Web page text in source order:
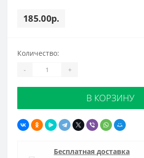
185.00р.
Количество:
- +
В КОРЗИНУ
Бесплатная доставка